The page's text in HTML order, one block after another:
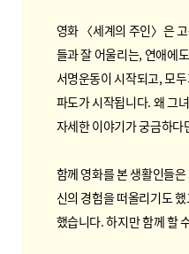
영화 〈세계의 주인〉은
들과 잘 어울리는, 연애에
서명운동이 시작되고, 모
파도가 시작됩니다. 왜 그
자세한 이야기가 궁금하
함께 영화를 본 생활인들
신의 경험을 떠올리기도
했습니다. 하지만 함께 할